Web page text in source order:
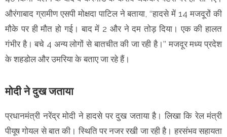
औरंगाबाद ग्रामीण एसपी मोक्षदा पाटिल ने बताया, ‘‘हादसे में 14 मजदूरों की
मौके पर ही मौत हो गई। बाद में 2 और ने दम तोड़ दिया। एक की हालत
गंभीर है। बचे 4 अन्य लोगों से बातचीत की जा रही है।’’ मजदूर मध्य प्रदेश
के शहडोल और उमरिया के बताए जा रहे हैं।
मोदी ने दुख जताया
प्रधानमंत्री नरेंद्र मोदी ने हादसे पर दुख जताया है। लिखा कि रेल मंत्री
पीयूष गोयल से बात की। स्थिति पर नजर रखी जा रही है। हरसंभव सहायता